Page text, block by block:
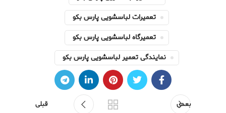
تعمیرات لباسشویی پارس بکو
تعمیرگاه لباسشویی پارس بکو
نمایندگی تعمیر لباسشویی پارس بکو
بعدی قبلی